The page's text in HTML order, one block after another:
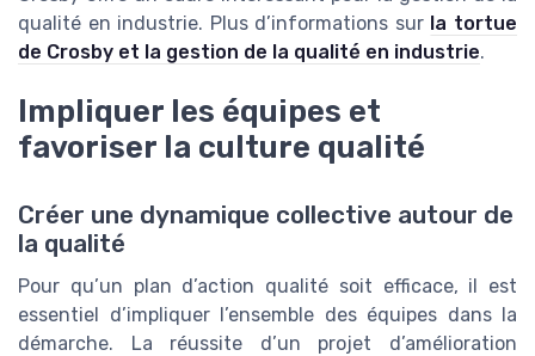
qualité en industrie. Plus d’informations sur la tortue
de Crosby et la gestion de la qualité en industrie.
Impliquer les équipes et
favoriser la culture qualité
Créer une dynamique collective autour de
la qualité
Pour qu’un plan d’action qualité soit efficace, il est
essentiel d’impliquer l’ensemble des équipes dans la
démarche. La réussite d’un projet d’amélioration